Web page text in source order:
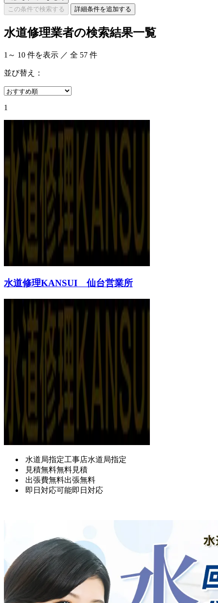
この条件で検索する
詳細条件を追加する
水道修理業者の検索結果一覧
1 ～ 10 件を表示 ／ 全 57 件
並び替え：
1
水道修理KANSUI 仙台営業所
水道局指定工事店水道局指定
見積無料無料見積
出張費無料出張無料
即日対応可能即日対応